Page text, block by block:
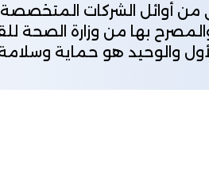
أوائل الشركات
كما توفر المبيدات المضمونة 100% والآمنة
والوحيد هو حماية